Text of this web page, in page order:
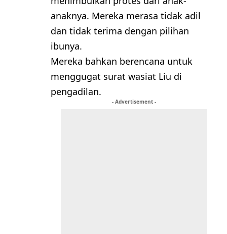
anaknya. Mereka merasa tidak adil
dan tidak terima dengan pilihan
ibunya.
Mereka bahkan berencana untuk
menggugat surat wasiat Liu di
pengadilan.
- Advertisement -